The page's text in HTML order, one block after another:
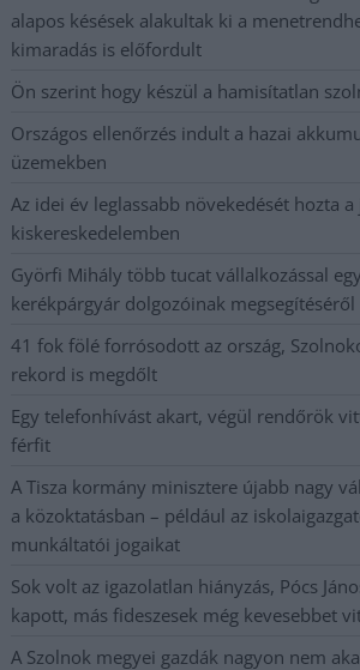
alapos késések alakultak ki a
kimaradás is előfordult
Ön szerint hogy készül a hamisítatlan
Országos ellenőrzés indult a hazai
üzemekben
Az idei év leglassabb növekedését hozta
kiskereskedelemben
Györfi Mihály több tucat vállalkozással
kerékpárgyár dolgozóinak megsegítéséről
41 fok fölé forrósodott az ország,
rekord is megdőlt
Egy telefonhívást akart, végül rendőrök
férfit
A Tisza kormány minisztere újabb nagy
a közoktatásban – például az
munkáltatói jogaikat
Sok volt az igazolatlan hiányzás, Pócs
kapott, más fideszesek még kevesebbet
A Szolnok megyei gazdák nagyon nem